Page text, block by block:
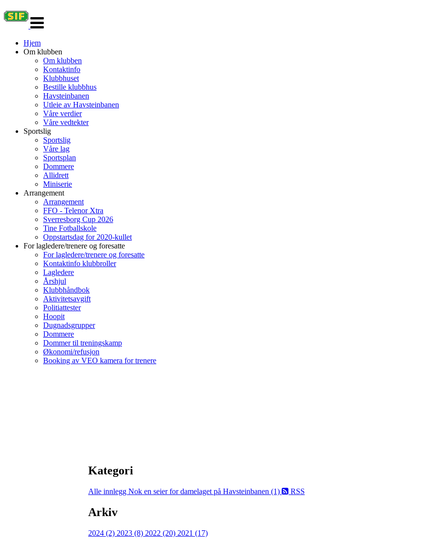
navigasjon
Hjem
Om klubben
Om klubben
Kontaktinfo
Klubbhuset
Bestille klubbhus
Havsteinbanen
Utleie av Havsteinbanen
Våre verdier
Våre vedtekter
Sportslig
Sportslig
Våre lag
Sportsplan
Dommere
Allidrett
Miniserie
Arrangement
Arrangement
FFO - Telenor Xtra
Sverresborg Cup 2026
Tine Fotballskole
Oppstartsdag for 2020-kullet
For lagledere/trenere og foresatte
For lagledere/trenere og foresatte
Kontaktinfo klubbroller
Lagledere
Årshjul
Klubbhåndbok
Aktivitetsavgift
Politiattester
Hoopit
Dugnadsgrupper
Dommere
Dommer til treningskamp
Økonomi/refusjon
Booking av VEO kamera for trenere
Kategori
Alle innlegg Nok en seier for damelaget på Havsteinbanen (1) RSS
Arkiv
2024 (2) 2023 (8) 2022 (20) 2021 (17)